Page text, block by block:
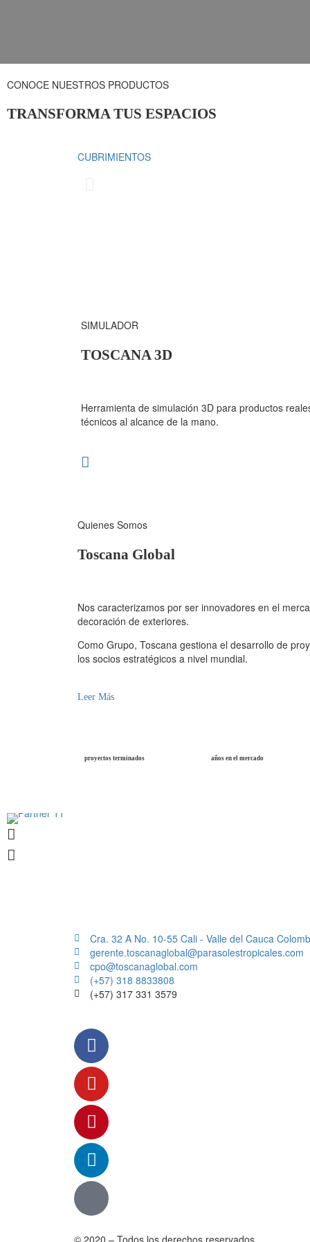
CONOCE NUESTROS PRODUCTOS
TRANSFORMA TUS ESPACIOS
CUBRIMIENTOS
SIMULADOR
TOSCANA 3D
Herramienta de simulación 3D para productos
técnicos al alcance de la mano.
Quienes Somos
Toscana Global
Nos caracterizamos por ser innovadores en el
decoración de exteriores.
Como Grupo, Toscana gestiona el desarrollo de
los socios estratégicos a nivel mundial.
Leer Más
proyectos terminados años en el mercado
Cra. 32 A No. 10-55 Cali - Valle del Cauca
gerente.toscanaglobal@parasolestropicales.com
cpo@toscanaglobal.com
(+57) 318 8833808
(+57) 317 331 3579
© 2020 – Todos los derechos reservados.